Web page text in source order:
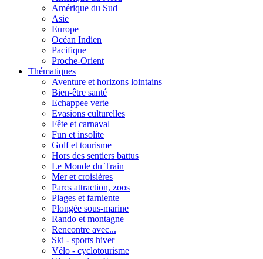
Amérique du Sud
Asie
Europe
Océan Indien
Pacifique
Proche-Orient
Thématiques
Aventure et horizons lointains
Bien-être santé
Echappee verte
Evasions culturelles
Fête et carnaval
Fun et insolite
Golf et tourisme
Hors des sentiers battus
Le Monde du Train
Mer et croisières
Parcs attraction, zoos
Plages et farniente
Plongée sous-marine
Rando et montagne
Rencontre avec...
Ski - sports hiver
Vélo - cyclotourisme